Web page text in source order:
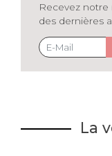
Recevez
des dernières
La